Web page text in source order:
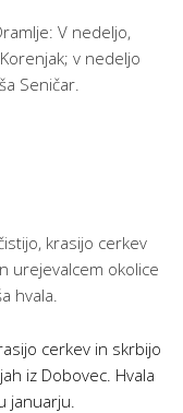
V nedeljo,
v nedeljo
Seničar.
krasijo cerkev
urejevalcem okolice
hvala.
cerkev in skrbijo
iz Dobovec. Hvala
januarju.